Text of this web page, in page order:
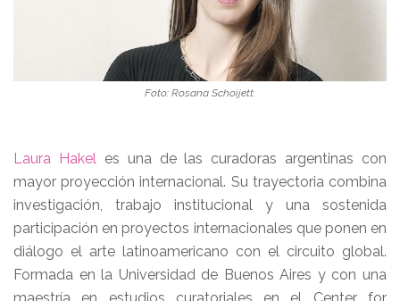
Foto: Rosana Schoijett.
Laura Hakeles una de las curadoras argentinas con
mayor proyección internacional. Su trayectoria combina
investigación, trabajo institucional y una sostenida
participación en proyectos internacionales que ponen en
diálogo el arte latinoamericano con el circuito global.
Formada en la Universidad de Buenos Aires y con una